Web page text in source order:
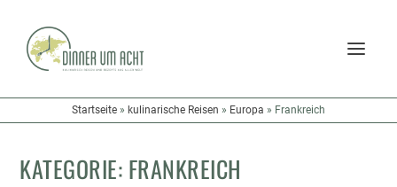
Startseite » kulinarische Reisen » Europa » Frankreich
KATEGORIE: FRANKREICH